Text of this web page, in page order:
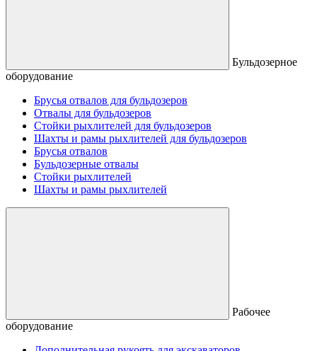
Бульдозерное
оборудование
Брусья отвалов для бульдозеров
Отвалы для бульдозеров
Стойки рыхлителей для бульдозеров
Шахты и рамы рыхлителей для бульдозеров
Брусья отвалов
Бульдозерные отвалы
Стойки рыхлителей
Шахты и рамы рыхлителей
Рабочее
оборудование